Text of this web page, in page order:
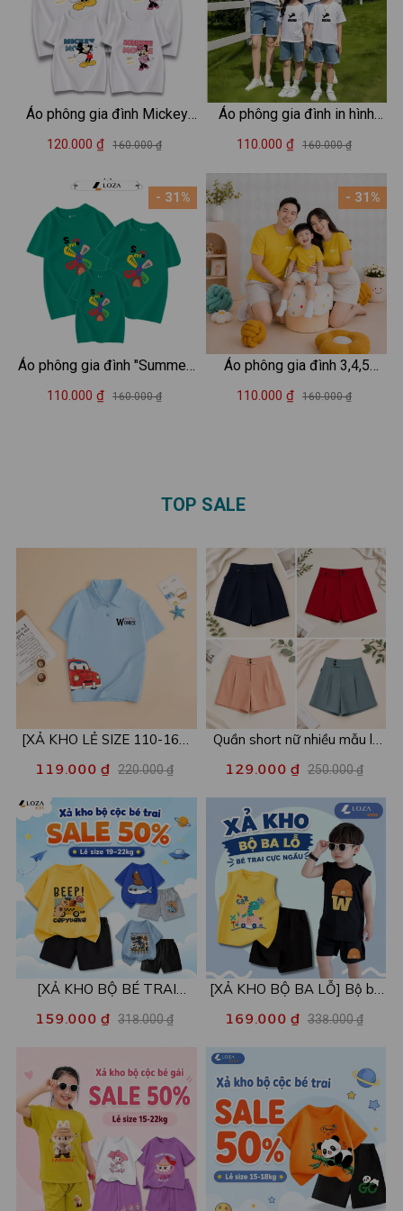
Áo phông gia đình Mickey
mẫu mới 2025 - Áo đồng
Mã GĐ3166-3167
120.000 ₫ 160.000 ₫
- 31%
Áo phông gia đình "Summer"
- Áo thun đồng phục gia đình
110.000 ₫ 160.000 ₫
Áo phông gia đình in hình
Mèo - Áo thun đồng phục gia
110.000 ₫ 160.000 ₫
- 31%
Áo phông gia đình 3,4,5
người chữ HELLO mặt cười -
110.000 ₫ 160.000 ₫
[XẢ KHO LẺ SIZE 110-160]
mẫu - Áo trẻ em từ 15-42kg
- Loza Kids XPL001
119.000 ₫ 220.000 ₫
Quần short nữ nhiều mẫu lẻ
còn 99k/c - Loza XA016
129.000 ₫ 250.000 ₫
[XẢ KHO BỘ BÉ TRAI
SIZE120] Bộ đồ cho bé trai
nhiều mẫu - Quần áo bé trai
XB003
159.000 ₫ 318.000 ₫
[XẢ KHO BỘ BA LỖ] Bộ ba
lỗ cho bé trai nhiều mẫu lẻ
size từ 15-40kg - Quần áo
bé trai - Loza Kids XABL01
169.000 ₫ 338.000 ₫
TOP SALE